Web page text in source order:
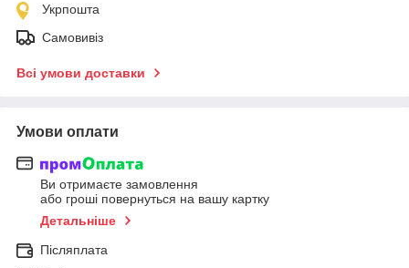
Укрпошта
Самовивіз
Всі умови доставки
Умови оплати
Ви отримаєте замовлення
або гроші повернуться на вашу картку
Детальніше
Післяплата